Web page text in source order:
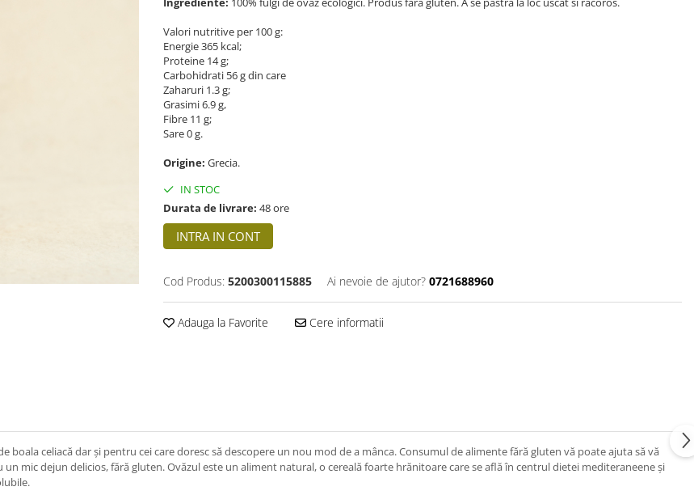
Valori nutritive per 100 g:
Energie 365 kcal;
Proteine 14 g;
Carbohidrati 56 g din care
Zaharuri 1.3 g;
Grasimi 6.9 g,
Fibre 11 g;
Sare 0 g.
Origine: Grecia.
IN STOC
Durata de livrare: 48 ore
INTRA IN CONT
Cod Produs: 5200300115885 Ai nevoie de ajutor? 0721688960
Adauga la Favorite Cere informatii
celiacă dar și pentru cei care doresc să descopere un nou mod de a mânca. Consumul de alimente fără gluten vă poate ajuta să vă
mic dejun delicios, fără gluten. Ovăzul este un aliment natural, o cereală foarte hrănitoare care se află în centrul dietei mediteraneene și